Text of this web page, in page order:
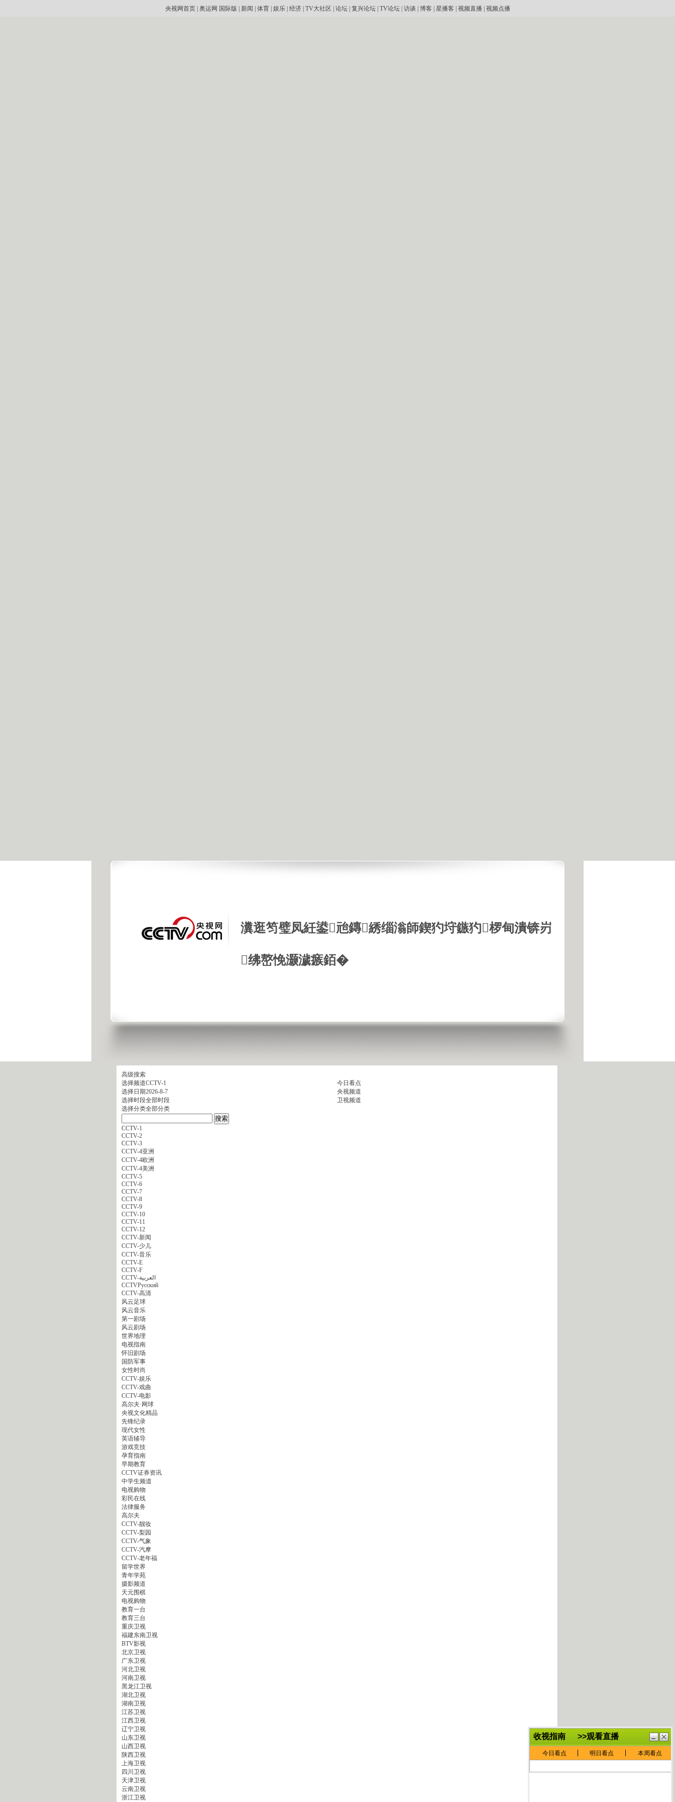
央视网首页| 奥运网 国际版 新闻 体育| 娱乐| 经济| TV大社区 论坛| 复兴论坛| TV论坛| 访谈 博客 星播客 视频直播| 视频点播
瀵逛笉璧凤紝鍙兘鏄綉缁滃師鍥犳垨鏃犳椤甸潰锛岃
绋嶅悗灏濊瘯銆�
高级搜索
选择频道CCTV-1
选择日期2026-8-7
选择时段全部时段
选择分类全部分类
CCTV-1
CCTV-2
CCTV-3
CCTV-4亚洲
CCTV-4欧洲
CCTV-4美洲
CCTV-5
CCTV-6
CCTV-7
CCTV-8
CCTV-9
CCTV-10
CCTV-11
CCTV-12
CCTV-新闻
CCTV-少儿
CCTV-音乐
CCTV-E
CCTV-F
CCTV-العربية
CCTVPусский
CCTV-高清
风云足球
风云音乐
第一剧场
风云剧场
世界地理
电视指南
怀旧剧场
国防军事
女性时尚
CCTV-娱乐
CCTV-戏曲
CCTV-电影
高尔夫·网球
央视文化精品
先锋纪录
现代女性
英语辅导
游戏竞技
孕育指南
早期教育
CCTV证券资讯
中学生频道
电视购物
彩民在线
法律服务
高尔夫
CCTV-靓妆
CCTV-梨园
CCTV-气象
CCTV-汽摩
CCTV-老年福
留学世界
青年学苑
摄影频道
天元围棋
电视购物
教育一台
教育三台
重庆卫视
福建东南卫视
BTV影视
北京卫视
广东卫视
河北卫视
河南卫视
黑龙江卫视
湖北卫视
湖南卫视
江苏卫视
江西卫视
辽宁卫视
山东卫视
山西卫视
陕西卫视
上海卫视
四川卫视
天津卫视
云南卫视
浙江卫视
今日看点
央视频道
卫视频道
抽
鏈
€灏
忓
寲